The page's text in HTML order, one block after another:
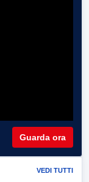
Guarda ora
VEDI TUTTI